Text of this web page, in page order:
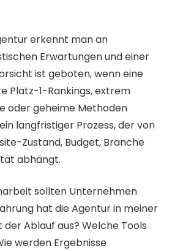
erkennt man an
Erwartungen und einer
ist geboten, wenn eine
Platz-1-Rankings, extrem
oder geheime Methoden
langfristiger Prozess, der von
Zustand, Budget, Branche
abhängt.
sollten Unternehmen
hat die Agentur in meiner
der Ablauf aus? Welche Tools
werden Ergebnisse